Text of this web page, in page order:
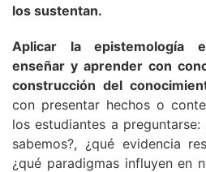
los sustentan.
Aplicar la epistemología
enseñar y aprender con
construcción del
con presentar hechos o
los estudiantes a
sabemos?, ¿qué evidencia
¿qué paradigmas influyen en